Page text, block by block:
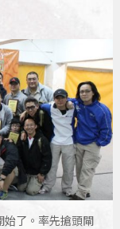
始了。率先搶頭閘